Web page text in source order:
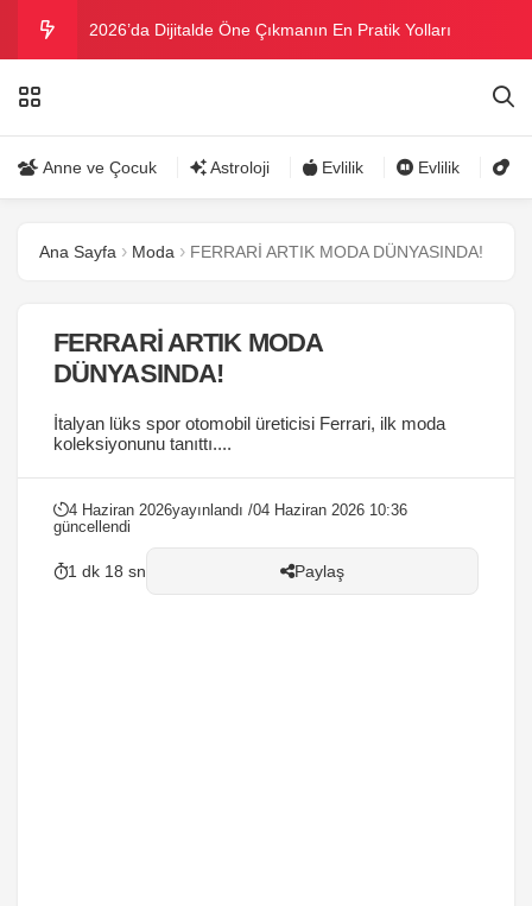
2026’da Dijitalde Öne Çıkmanın En Pratik Yolları
Danla Bilic ile Reynmen Miami’de tatilde
Anne ve Çocuk Astroloji Evlilik Evlilik
Ana Sayfa Moda FERRARİ ARTIK MODA DÜNYASINDA!
FERRARİ ARTIK MODA
DÜNYASINDA!
İtalyan lüks spor otomobil üreticisi Ferrari, ilk moda
koleksiyonunu tanıttı....
4 Haziran 2026yayınlandı /04 Haziran 2026 10:36
güncellendi
1 dk 18 sn Paylaş